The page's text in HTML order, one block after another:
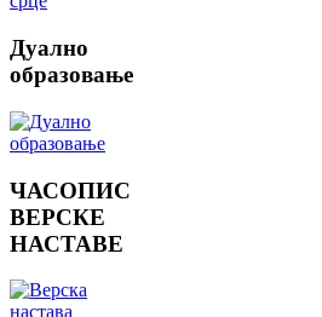
Дуално
образовање
ЧАСОПИС
ВЕРСКЕ
НАСТАВЕ